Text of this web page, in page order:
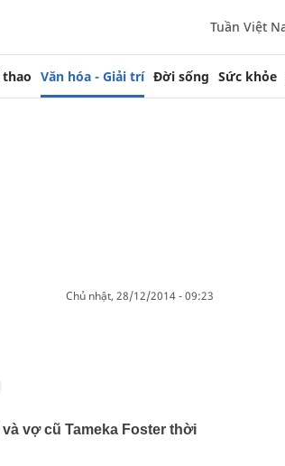
Tuần Việt
thao Văn hóa - Giải trí Đời sống Sức khỏe
chủ nhật, 28/12/2014 - 09:23
vợ cũ Tameka Foster thời